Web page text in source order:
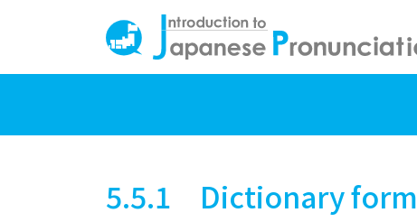
5.5.1 Dictionary form